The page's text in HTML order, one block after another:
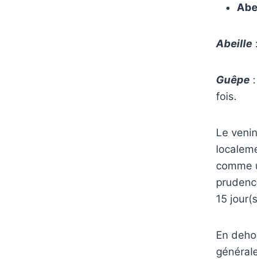
Abeille
Guêpe
fois.
Le
comme
15
En